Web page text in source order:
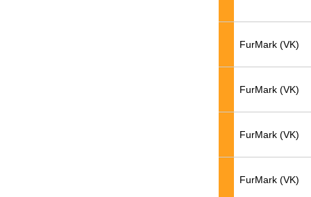
FurMark (VK)
FurMark (VK)
FurMark (VK)
FurMark (VK)